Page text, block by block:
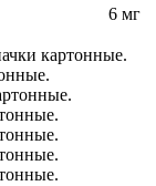
6 мг
картонные.